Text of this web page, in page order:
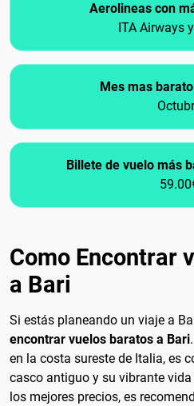
Aerolineas con
ITA Airways
Mes mas
Billete de vuelo más
Como Encontrar
a Bari
Si estás planeando un viaje a
encontrar vuelos baratos a Bari
en la costa sureste de Italia, es
casco antiguo y su vibrante
los mejores precios, es